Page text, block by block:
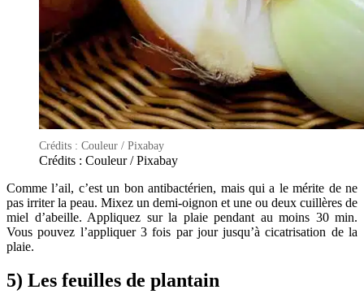
Crédits : Couleur / Pixabay
Crédits : Couleur / Pixabay
Comme l’ail, c’est un bon antibactérien, mais qui a le mérite de ne
pas irriter la peau. Mixez un demi-oignon et une ou deux cuillères de
miel d’abeille. Appliquez sur la plaie pendant au moins 30 min.
Vous pouvez l’appliquer 3 fois par jour jusqu’à cicatrisation de la
plaie.
5) Les feuilles de plantain